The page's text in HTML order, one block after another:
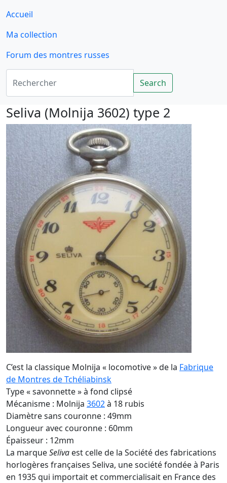
Accueil
Ma collection
Forum des montres russes
Rechercher
Search
Seliva (Molnija 3602) type 2
C’est la classique Molnija « locomotive » de la Fabrique
de Montres de Tchéliabinsk
Type « savonnette » à fond clipsé
Mécanisme : Molnija 3602à 18 rubis
Diamètre sans couronne : 49mm
Longueur avec couronne : 60mm
Épaisseur : 12mm
La marqueSeliva est celle de la Société des fabrications
horlogères françaises Seliva, une société fondée à Paris
en 1935 qui importait et commercialisait en France des